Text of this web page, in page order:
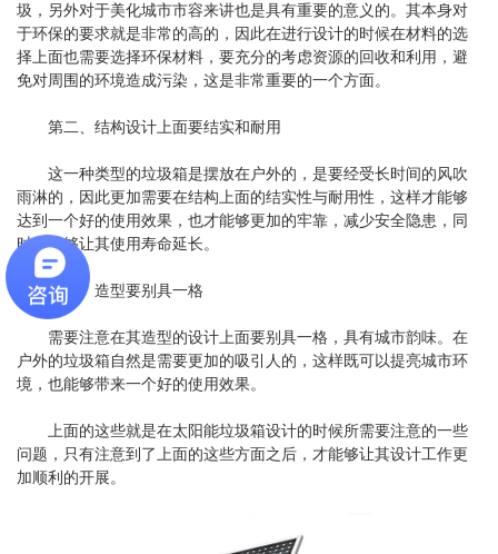
圾，另外对于美化城市市容来讲也是具有重要的意义的。其本身对
于环保的要求就是非常的高的，因此在进行设计的时候在材料的选
择上面也需要选择环保材料，要充分的考虑资源的回收和利用，避
免对周围的环境造成污染，这是非常重要的一个方面。
第二、结构设计上面要结实和耐用
这一种类型的垃圾箱是摆放在户外的，是要经受长时间的风吹
雨淋的，因此更加需要在结构上面的结实性与耐用性，这样才能够
达到一个好的使用效果，也才能够更加的牢靠，减少安全隐患，同
时也能够让其使用寿命延长。
第三、造型要别具一格
需要注意在其造型的设计上面要别具一格，具有城市韵味。在
户外的垃圾箱自然是需要更加的吸引人的，这样既可以提亮城市环
境，也能够带来一个好的使用效果。
上面的这些就是在太阳能垃圾箱设计的时候所需要注意的一些
问题，只有注意到了上面的这些方面之后，才能够让其设计工作更
加顺利的开展。